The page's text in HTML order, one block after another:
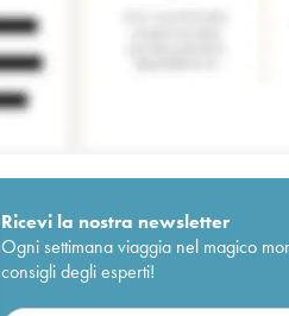
Ricevi la nostra newsletter
Ogni settimana viaggia nel magico
consigli degli esperti!